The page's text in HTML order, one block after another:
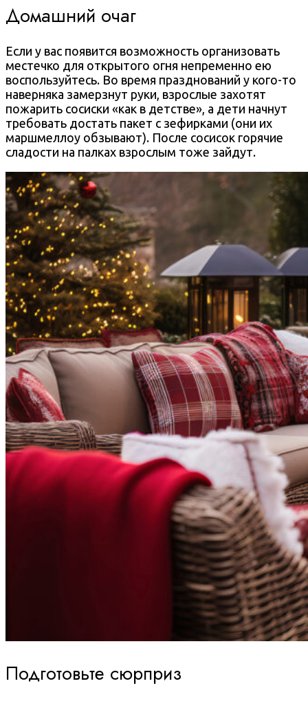
Домашний очаг
Если у вас появится возможность организовать
местечко для открытого огня непременно ею
воспользуйтесь. Во время празднований у кого-то
наверняка замерзнут руки, взрослые захотят
пожарить сосиски «как в детстве», а дети начнут
требовать достать пакет с зефирками (они их
маршмеллоу обзывают). После сосисок горячие
сладости на палках взрослым тоже зайдут.
Подготовьте сюрприз